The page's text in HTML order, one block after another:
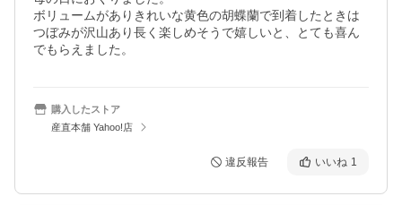
ボリュームがありきれいな黄色の胡蝶蘭で到着したときは
つぼみが沢山あり長く楽しめそうで嬉しいと、とても喜ん
でもらえました。
購入したストア
産直本舗 Yahoo!店
違反報告 いいね 1